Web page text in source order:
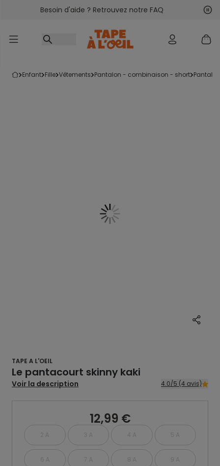
Accéder au contenu
Besoin d'aide ? Retrouvez notre FAQ
enfant fille vêtements pantalon - combinaison - short pantalon
TAPE A L'OEIL
Le pantacourt skinny kaki
Voir la description 4.0/5 (4 avis)
12,99 €
2 A 3 A 4 A 5 A
6 A 7 A 8 A 9 A